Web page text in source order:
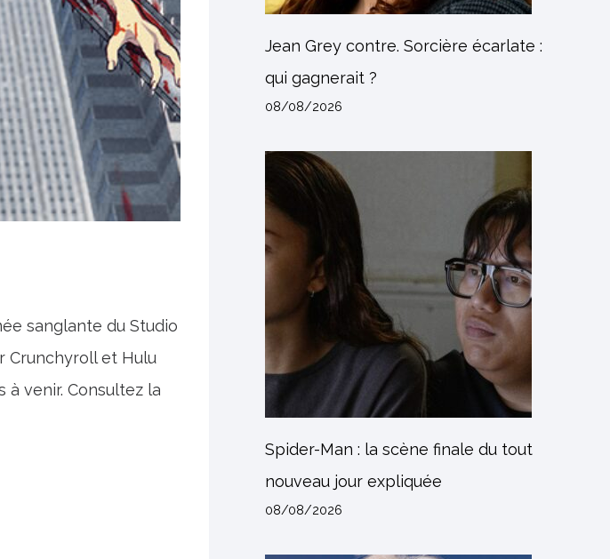
sanglante du Studio
Crunchyroll et Hulu
venir. Consultez la
Jean Grey contre. Sorcière écarlate :
qui gagnerait ?
08/08/2026
Spider-Man : la scène finale du tout
nouveau jour expliquée
08/08/2026